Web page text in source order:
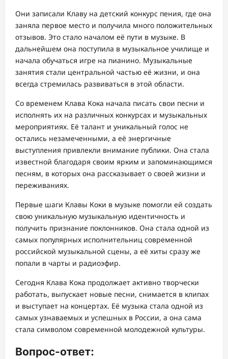
Они записали Клаву на детский конкурс пения, где она
заняла первое место и получила много положительных
отзывов. Это стало началом её пути в музыке. В
дальнейшем она поступила в музыкальное училище и
начала обучаться игре на пианино. Музыкальные
занятия стали центральной частью её жизни, и она
всегда стремилась развиваться в этой области.
Со временем Клава Кока начала писать свои песни и
исполнять их на различных конкурсах и музыкальных
мероприятиях. Её талант и уникальный голос не
остались незамеченными, а её энергичные
выступления привлекли внимание публики. Она стала
известной благодаря своим ярким и запоминающимся
песням, в которых она рассказывает о своей жизни и
переживаниях.
Первые шаги Клавы Коки в музыке помогли ей создать
свою уникальную музыкальную идентичность и
получить признание поклонников. Она стала одной из
самых популярных исполнительниц современной
российской музыкальной сцены, а её хиты сразу же
попали в чарты и радиоэфир.
Сегодня Клава Кока продолжает активно творчески
работать, выпускает новые песни, снимается в клипах
и выступает на концертах. Её музыка стала одной из
самых узнаваемых и успешных в России, а она сама
стала символом современной молодежной культуры.
Вопрос-ответ: